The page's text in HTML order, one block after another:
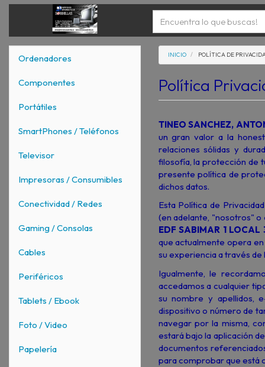
Ordenadores
Componentes
Portátiles
SmartPhones / Teléfonos
Televisor
Impresoras / Consumibles
Conectividad / Redes
Gaming / Consolas
Cables
Periféricos
Tablets / Ebook
Foto / Video
Papelería
INICIO POLÍTICA DE
Política
TINEO SANCHEZ,
un gran valor a la
relaciones sólidas y
filosofía, la protección de
presente política de
dichos datos.
Esta Política de
(en adelante, "nosotros"
EDF SABIMAR 1 LOCAL
que actualmente opera
su experiencia a través
Igualmente, le
accedamos a cualquier
su nombre y apellidos,
dispositivo o número de
navegar por la misma,
estará bajo la aplicación
documentos
para comprobar que está